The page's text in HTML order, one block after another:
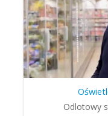
Odlotowy